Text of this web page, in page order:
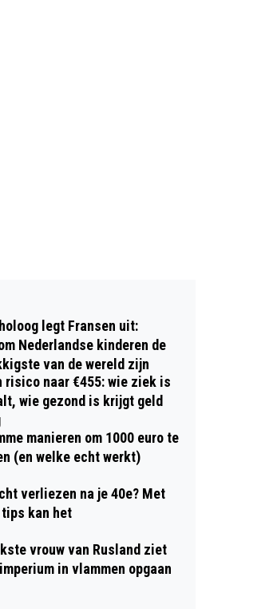
legt Fransen uit:
Nederlandse kinderen de
van de wereld zijn
risico naar €455: wie ziek is
wie gezond is krijgt geld
manieren om 1000 euro te
(en welke echt werkt)
verliezen na je 40e? Met
kan het
vrouw van Rusland ziet
in vlammen opgaan